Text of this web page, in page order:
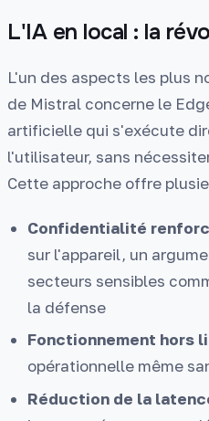
L'IA en local : la
L'un des aspects les plus
de Mistral concerne le
artificielle qui s'exécute
l'utilisateur, sans
Cette approche offre
Confidentialité
sur l'appareil, un
secteurs sensibles
la défense
Fonctionnement hors
opérationnelle même
Réduction de la